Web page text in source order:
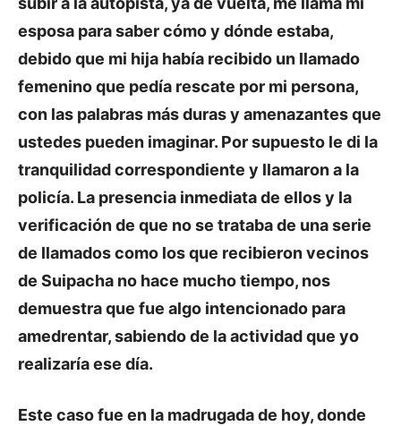
esposa para saber cómo y dónde estaba,
debido que mi hija había recibido un llamado
femenino que pedía rescate por mi persona,
con las palabras más duras y amenazantes que
ustedes pueden imaginar. Por supuesto le di la
tranquilidad correspondiente y llamaron a la
policía. La presencia inmediata de ellos y la
verificación de que no se trataba de una serie
de llamados como los que recibieron vecinos
de Suipacha no hace mucho tiempo, nos
demuestra que fue algo intencionado para
amedrentar, sabiendo de la actividad que yo
realizaría ese día.
Este caso fue en la madrugada de hoy, donde